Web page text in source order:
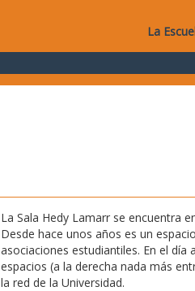
La
La Sala Hedy Lamarr se encuentra
Desde hace unos años es un
asociaciones estudiantiles. En el
espacios (a la derecha nada más
la red de la Universidad.